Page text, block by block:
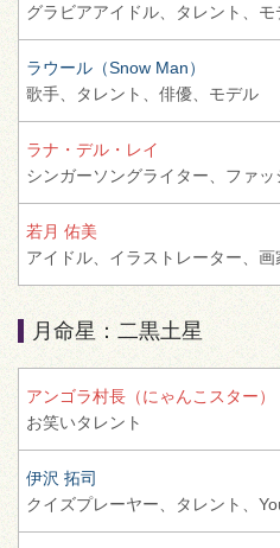
グラビアアイドル、
タレント、 モ
ラウール（Snow Man）
歌手、
タレント、 俳優、 モデル
ラナ・デル・レイ
シンガーソングライター、 ファッ
若月 佑美
アイドル、 イラストレーター、 画
月命星：二黒土星
アンゴラ村長（にゃんこスター）
お笑いタレント
伊沢 拓司
クイズプレーヤー、
タレント、